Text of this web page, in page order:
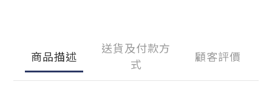
商品描述
送貨及付款方
式
顧客評價